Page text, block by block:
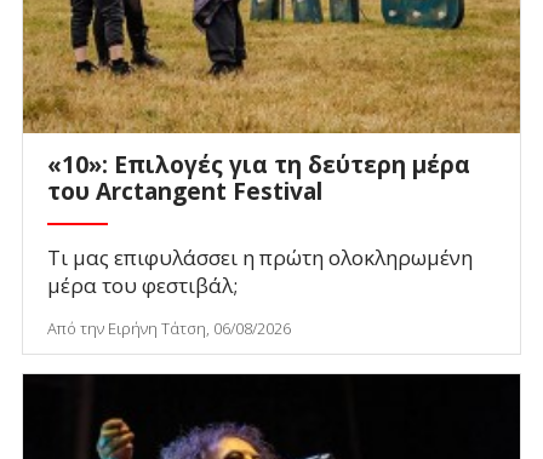
«10»: Επιλογές για τη δεύτερη μέρα
του Arctangent Festival
Τι μας επιφυλάσσει η πρώτη ολοκληρωμένη
μέρα του φεστιβάλ;
Από την Ειρήνη Τάτση, 06/08/2026